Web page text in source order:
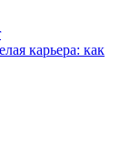
карьера: как